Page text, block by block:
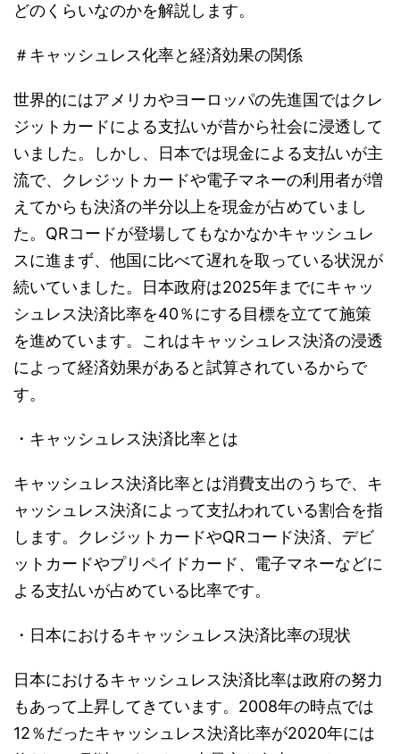
どのくらいなのかを解説します。
＃キャッシュレス化率と経済効果の関係
世界的にはアメリカやヨーロッパの先進国ではクレ
ジットカードによる支払いが昔から社会に浸透して
いました。しかし、日本では現金による支払いが主
流で、クレジットカードや電子マネーの利用者が増
えてからも決済の半分以上を現金が占めていまし
た。QRコードが登場してもなかなかキャッシュレ
スに進まず、他国に比べて遅れを取っている状況が
続いていました。日本政府は2025年までにキャッ
シュレス決済比率を40％にする目標を立てて施策
を進めています。これはキャッシュレス決済の浸透
によって経済効果があると試算されているからで
す。
・キャッシュレス決済比率とは
キャッシュレス決済比率とは消費支出のうちで、キ
ャッシュレス決済によって支払われている割合を指
します。クレジットカードやQRコード決済、デビ
ットカードやプリペイドカード、電子マネーなどに
よる支払いが占めている比率です。
・日本におけるキャッシュレス決済比率の現状
日本におけるキャッシュレス決済比率は政府の努力
もあって上昇してきています。2008年の時点では
12％だったキャッシュレス決済比率が2020年には